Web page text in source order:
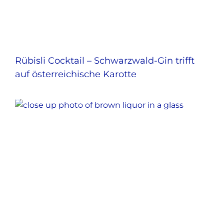
Rübisli Cocktail – Schwarzwald-Gin trifft
auf österreichische Karotte